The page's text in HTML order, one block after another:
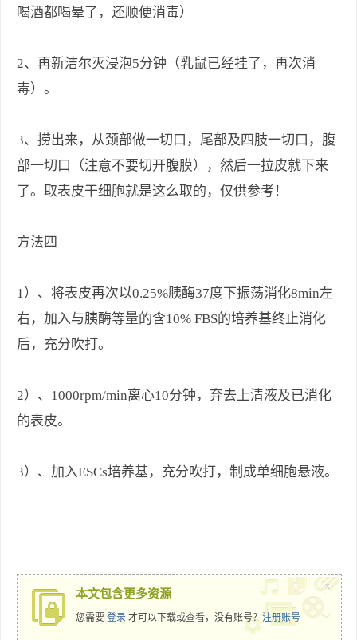
喝酒都喝晕了，还顺便消毒）
2、再新洁尔灭浸泡5分钟（乳鼠已经挂了，再次消
毒）。
3、捞出来，从颈部做一切口，尾部及四肢一切口，腹
部一切口（注意不要切开腹膜），然后一拉皮就下来
了。取表皮干细胞就是这么取的，仅供参考！
方法四
1）、将表皮再次以0.25%胰酶37度下振荡消化8min左
右，加入与胰酶等量的含10% FBS的培养基终止消化
后，充分吹打。
2）、1000rpm/min离心10分钟，弃去上清液及已消化
的表皮。
3）、加入ESCs培养基，充分吹打，制成单细胞悬液。
本文包含更多资源
您需要 登录 才可以下载或查看，没有账号？ 注册账号
x